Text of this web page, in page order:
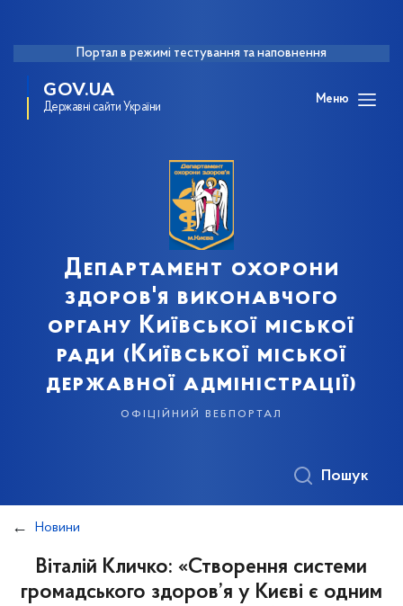
Портал в режимі тестування та наповнення
GOV.UA
Державні сайти України
Меню
Департамент охорони
здоров'я виконавчого
органу Київської міської
ради (Київської міської
державної адміністрації)
офіційний вебпортал
Пошук
Новини
Віталій Кличко: «Створення системи
громадського здоров’я у Києві є одним